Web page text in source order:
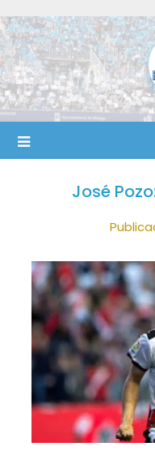
al
contenido
José